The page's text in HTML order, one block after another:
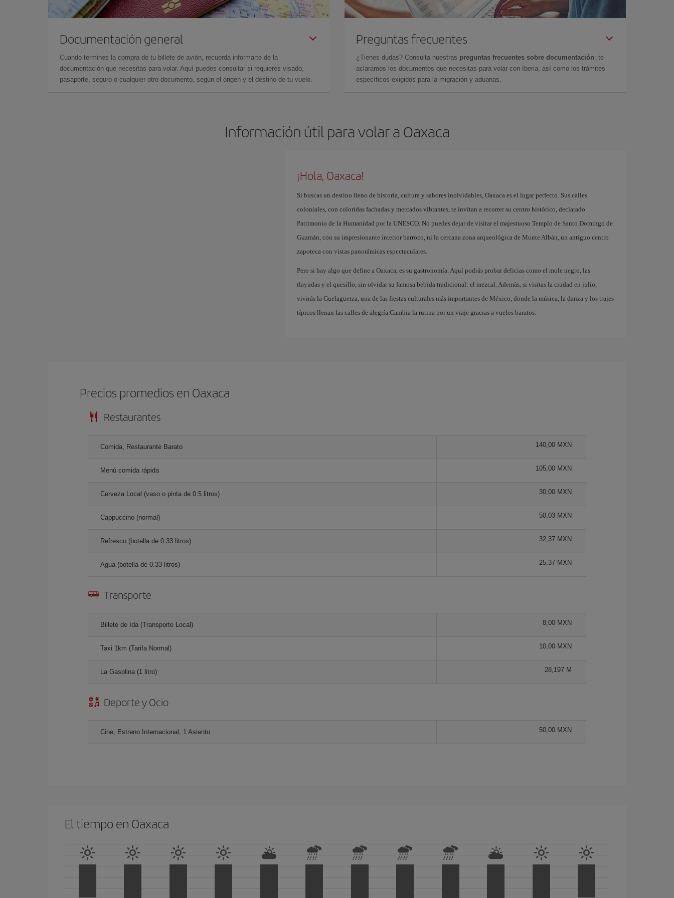
Documentación general
Cuando termines la compra de tu billete de avión, recuerda informarte de la
documentación que necesitas para volar. Aquí puedes consultar si requieres visado,
pasaporte, seguro o cualquier otro documento, según el origen y el destino de tu vuelo.
Preguntas frecuentes
¿Tienes dudas? Consulta nuestras preguntas frecuentes sobre documentación: te
aclaramos los documentos que necesitas para volar con Iberia, así como los trámites
específicos exigidos para la migración y aduanas.
Información útil para volar a Oaxaca
¡Hola, Oaxaca!
Si buscas un destino lleno de historia, cultura y sabores inolvidables, Oaxaca es el lugar perfecto. Sus calles
coloniales, con coloridas fachadas y mercados vibrantes, te invitan a recorrer su centro histórico, declarado
Patrimonio de la Humanidad por la UNESCO. No puedes dejar de visitar el majestuoso Templo de Santo Domingo de
Guzmán, con su impresionante interior barroco, ni la cercana zona arqueológica de Monte Albán, un antiguo centro
zapoteca con vistas panorámicas espectaculares.
Pero si hay algo que define a Oaxaca, es su gastronomía. Aquí podrás probar delicias como el mole negro, las
tlayudas y el quesillo, sin olvidar su famosa bebida tradicional: el mezcal. Además, si visitas la ciudad en julio,
vivirás la Guelaguetza, una de las fiestas culturales más importantes de México, donde la música, la danza y los trajes
típicos llenan las calles de alegría.Cambia la rutina por un viaje gracias a vuelos baratos.
Precios promedios en Oaxaca
Restaurantes
Comida, Restaurante Barato 140,00 MXN
Menú comida rápida 105,00 MXN
Cerveza Local (vaso o pinta de 0.5 litros) 30,00 MXN
Cappuccino (normal) 50,03 MXN
Refresco (botella de 0.33 litros) 32,37 MXN
Agua (botella de 0.33 litros) 25,37 MXN
Transporte
Billete de Ida (Transporte Local) 8,00 MXN
Taxi 1km (Tarifa Normal) 10,00 MXN
La Gasolina (1 litro) 28,197 M
Deporte y Ocio
Cine, Estreno Internacional, 1 Asiento 50,00 MXN
El tiempo en Oaxaca